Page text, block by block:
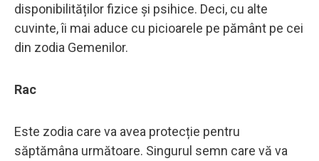
disponibilităților fizice și psihice. Deci, cu alte
cuvinte, îi mai aduce cu picioarele pe pământ pe cei
din zodia Gemenilor.
Rac
Este zodia care va avea protecție pentru
săptămâna următoare. Singurul semn care vă va